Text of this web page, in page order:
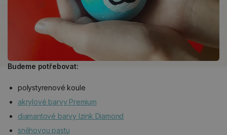
Budeme potřebovat:
polystyrenové koule
akrylové barvy Premium
diamantové barvy Izink Diamond
sněhovou pastu